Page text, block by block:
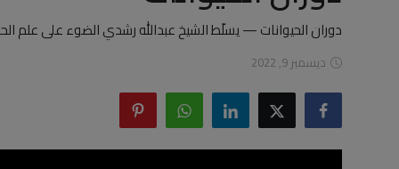
العقيدة الإسلامية
رسائل مهمة
أحكام وفتاوى
دوران الحيوانات — يسلّط الشيخ عبدالله رشدي الضوء على
ديسمبر 9, 2022